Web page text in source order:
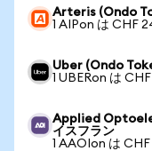
Arteris (Ondo
1 AIPon は CHF
Uber (Ondo
1 UBERon は
Applied
イスフラン
1 AAOIon は CHF